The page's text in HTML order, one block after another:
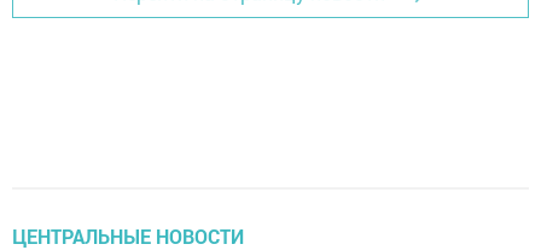
ЦЕНТРАЛЬНЫЕ НОВОСТИ